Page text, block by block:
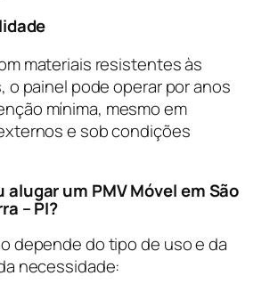
materiais resistentes às
o painel pode operar por anos
mínima, mesmo em
e sob condições
alugar um PMV Móvel em São
– PI?
depende do tipo de uso e da
necessidade: